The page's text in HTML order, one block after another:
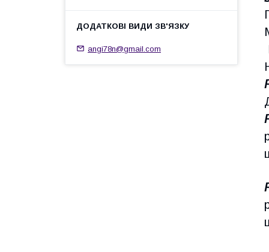
angi78n@gmail.com